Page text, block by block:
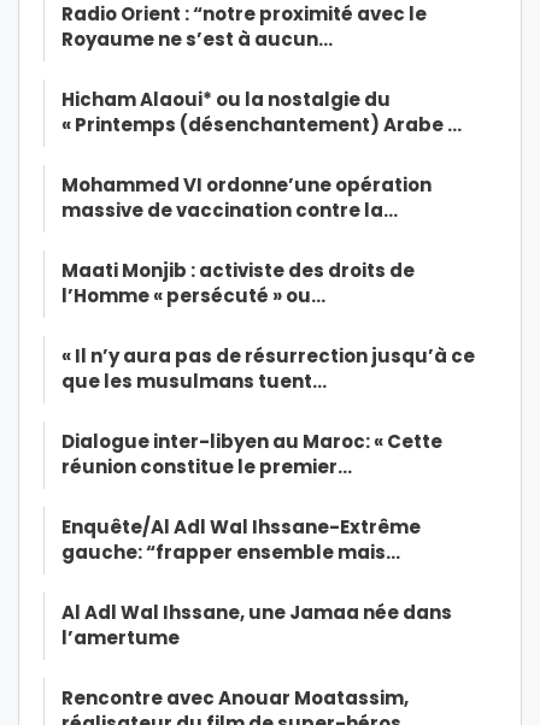
Radio Orient : “notre proximité avec le
Royaume ne s’est à aucun…
Hicham Alaoui* ou la nostalgie du
« Printemps (désenchantement) Arabe …
Mohammed VI ordonne’une opération
massive de vaccination contre la…
Maati Monjib : activiste des droits de
l’Homme « persécuté » ou…
« Il n’y aura pas de résurrection jusqu’à ce
que les musulmans tuent…
Dialogue inter-libyen au Maroc: « Cette
réunion constitue le premier…
Enquête/Al Adl Wal Ihssane-Extrême
gauche: “frapper ensemble mais…
Al Adl Wal Ihssane, une Jamaa née dans
l’amertume
Rencontre avec Anouar Moatassim,